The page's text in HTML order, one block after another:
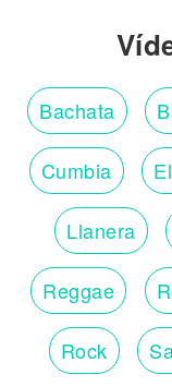
Bachata
Cumbia
Llanera
Reggae
Rock